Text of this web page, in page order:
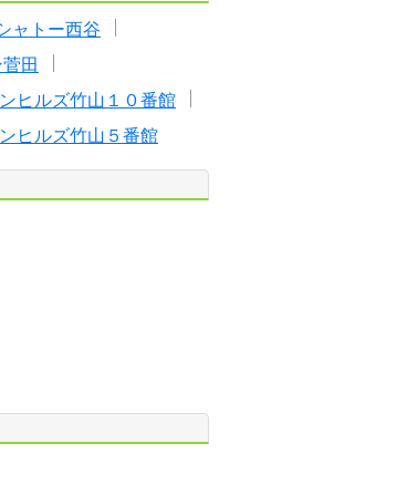
ャトー西谷
田
ヒルズ竹山１０番館
ヒルズ竹山５番館